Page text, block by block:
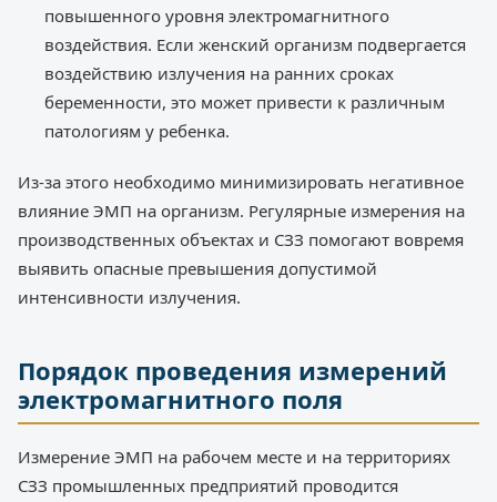
повышенного уровня электромагнитного
воздействия. Если женский организм подвергается
воздействию излучения на ранних сроках
беременности, это может привести к различным
патологиям у ребенка.
Из-за этого необходимо минимизировать негативное
влияние ЭМП на организм. Регулярные измерения на
производственных объектах и СЗЗ помогают вовремя
выявить опасные превышения допустимой
интенсивности излучения.
Порядок проведения измерений
электромагнитного поля
Измерение ЭМП на рабочем месте и на территориях
СЗЗ промышленных предприятий проводится